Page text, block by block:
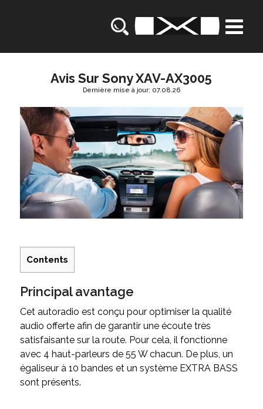
Avis Sur Sony XAV-AX3005
Dernière mise à jour: 07.08.26
Contents
Principal avantage
Cet autoradio est conçu pour optimiser la qualité
audio offerte afin de garantir une écoute très
satisfaisante sur la route. Pour cela, il fonctionne
avec 4 haut-parleurs de 55 W chacun. De plus, un
égaliseur à 10 bandes et un système EXTRA BASS
sont présents.